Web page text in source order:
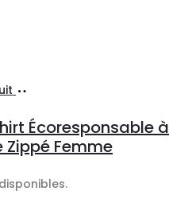
panier
Écoresponsable à
Femme